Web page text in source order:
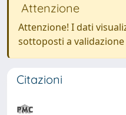
Attenzione
Attenzione! I dati
sottoposti a
Citazioni